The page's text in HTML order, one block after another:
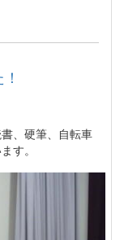
、硬筆、自転車
す。